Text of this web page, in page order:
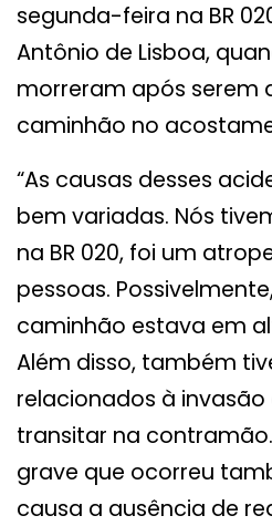
segunda-feira na BR
Antônio de Lisboa,
morreram após serem
caminhão no
“As causas desses
bem variadas. Nós
na BR 020, foi um
pessoas.
caminhão estava em
Além disso, também
relacionados à
transitar na
grave que ocorreu
causa a ausência de